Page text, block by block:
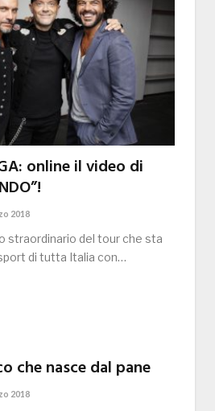
online il video di
2018
straordinario del tour che sta
di tutta Italia con…
che nasce dal pane
2018